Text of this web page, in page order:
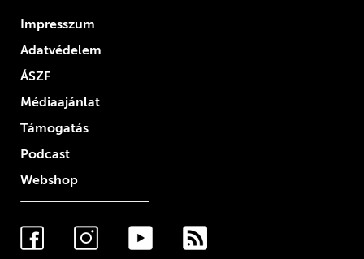
Impresszum
Adatvédelem
ÁSZF
Médiaajánlat
Támogatás
Podcast
Webshop